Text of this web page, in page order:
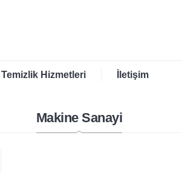
Temizlik Hizmetleri İletişim
Makine Sanayi